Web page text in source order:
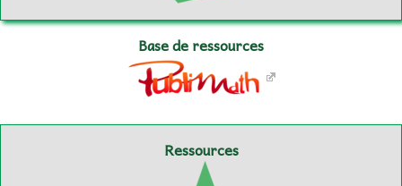
Base de ressources
Ressources